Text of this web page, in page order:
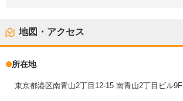
地図・アクセス
所在地
東京都港区南青山2丁目12-15 南青山2丁目ビル9F